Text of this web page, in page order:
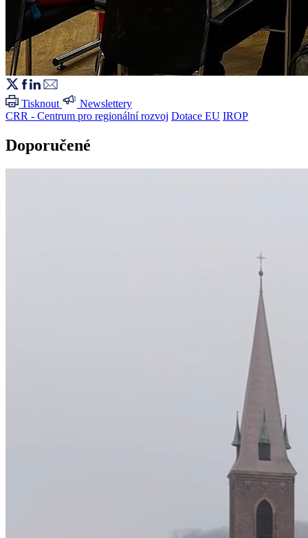
Tisknout
Newslettery
CRR - Centrum pro regionální rozvoj Dotace EU IROP
Doporučené